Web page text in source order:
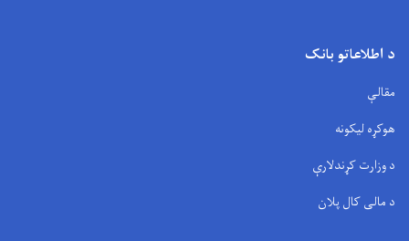
د اطلاعاتو بانک
مقالې
هوکړه لیکونه
د وزارت کړندلارې
د مالی کال پلان